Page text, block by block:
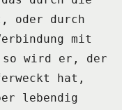
oder durch
mit
so wird er, der
hat,
lebendig